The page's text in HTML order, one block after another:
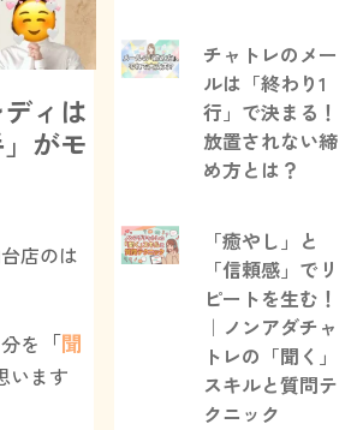
ィは
」がモ
店のは
を 「聞
います
チャトレのメー
ルは「終わり1
行」で決まる！
放置されない締
め方とは？
「癒やし」と
「信頼感」でリ
ピートを生む！
｜ノンアダチャ
トレの「聞く」
スキルと質問テ
クニック